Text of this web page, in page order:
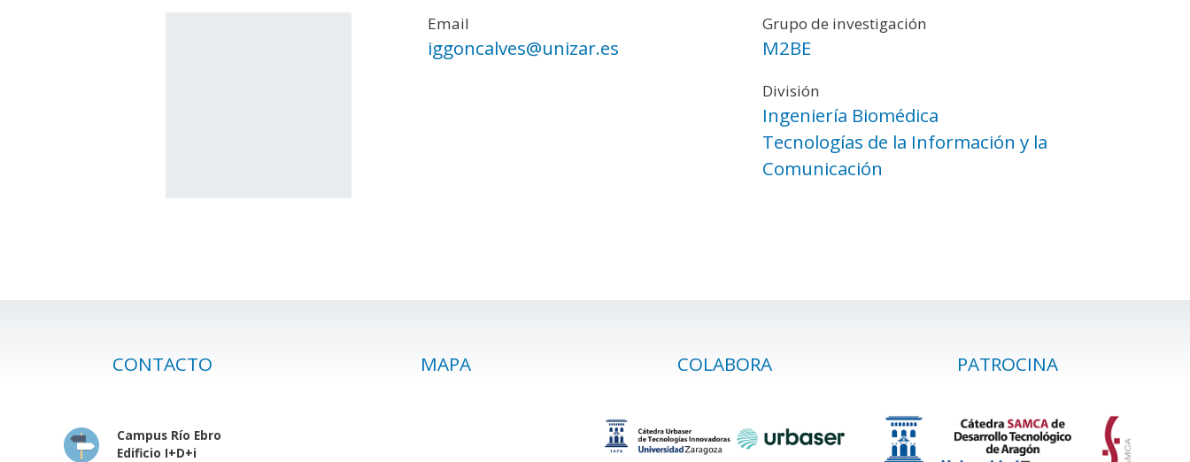
Email
iggoncalves@unizar.es
Grupo de investigación
M2BE
División
Ingeniería Biomédica
Tecnologías de la Información y la
Comunicación
CONTACTO
Campus Río Ebro
Edificio I+D+i
MAPA COLABORA PATROCINA